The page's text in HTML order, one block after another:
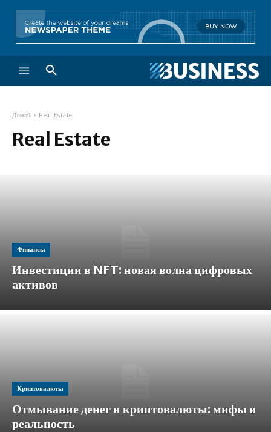
Домой Real Estate
Real Estate
Финансы
Инвестиции в NFT: новая волна цифровых
активов
Криптовалюты
Отмывание денег и криптовалюты: мифы и
реальность